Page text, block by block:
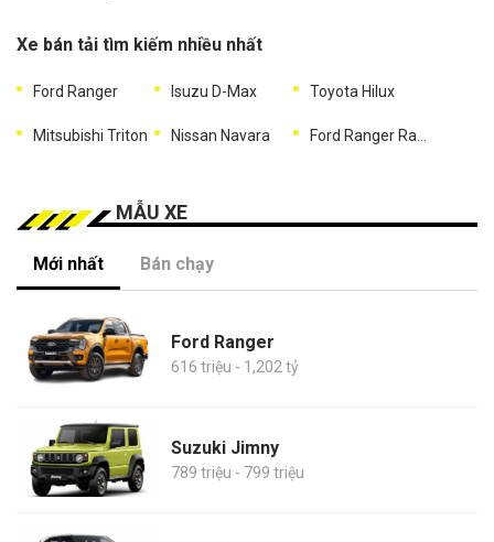
Xe bán tải tìm kiếm nhiều nhất
Ford Ranger Isuzu D-Max Toyota Hilux
Mitsubishi Triton Nissan Navara
MẪU XE
Mới nhất Bán chạy
Ford Ranger
616 triệu - 1,202 tỷ
Suzuki Jimny
789 triệu - 799 triệu